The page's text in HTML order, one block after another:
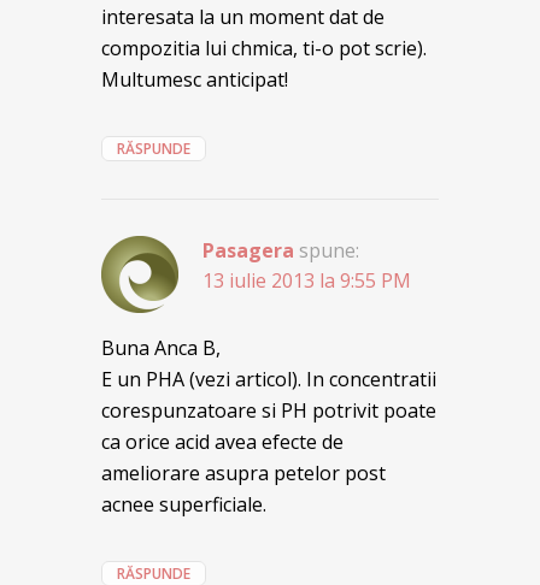
interesata la un moment dat de
compozitia lui chmica, ti-o pot scrie).
Multumesc anticipat!
RĂSPUNDE
Pasagera spune:
13 iulie 2013 la 9:55 PM
Buna Anca B,
E un PHA (vezi articol). In concentratii
corespunzatoare si PH potrivit poate
ca orice acid avea efecte de
ameliorare asupra petelor post
acnee superficiale.
RĂSPUNDE